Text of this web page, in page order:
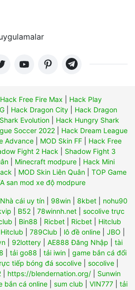
Hack Free Fire Max
Hack Play
Hack Dragon City
Hack Dragon
Evolution
Hack Hungry Shark
Soccer 2022
Hack Dream League
Advance| MOD Skin FF| Hack Free
Fight 2 Hack
Shadow Fight 3
Minecraft modpure
Hack Mini
MOD Skin Liên Quân| TOP Game
san mod xe độ modpure
Nhà cái uy tín 98win 8kbet
nohu90
B52| 78winnh.net| socolive trực
Bin88 Ricbet Ricbet
Hitclub
Hitclub 789Club lô đề online JBO
92lottery AE888 Đăng Nhập
tài
tải go88 tải iwin
game bắn cá đổi
tiếp bóng đá socolive| socolive|
https://blendernation.org/
Sunwin
bắn cá online| sum club VIN777| tải